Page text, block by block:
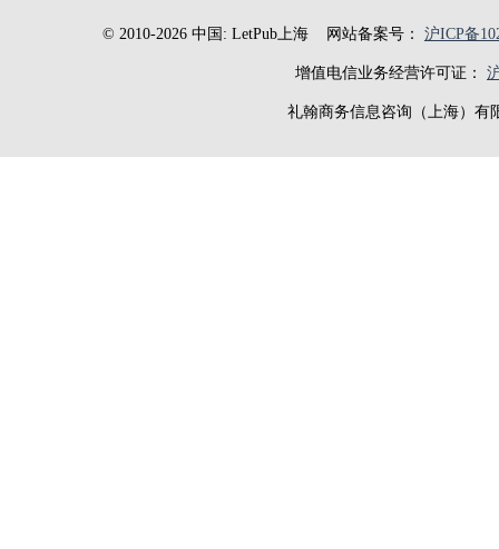
© 2010-2026 中国: LetPub上海网站备案号： 沪ICP备
增值电信业务经营许可证：
礼翰商务信息咨询（上海）